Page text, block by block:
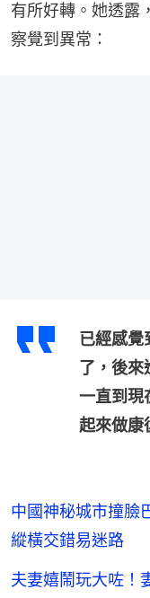
有所好轉。她透露
察覺到異常：
已經感覺
了，後來
一直到現
起來做康
中國神秘城市撞臉
縱橫交錯易迷路
夫妻嬉鬧玩大咗！